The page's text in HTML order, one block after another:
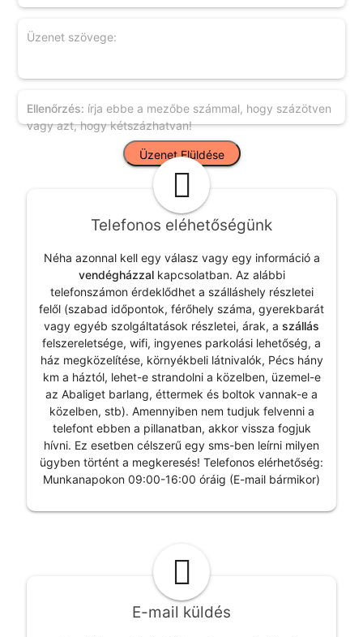
Üzenet szövege:
Ellenőrzés: írja ebbe a mezőbe számmal, hogy százötven
vagy azt, hogy kétszázhatvan!
Telefonos eléhetőségünk
Néha azonnal kell egy válasz vagy egy információ a
vendégházzalkapcsolatban. Az alábbi
telefonszámon érdeklődhet a szálláshely részletei
felől (szabad időpontok, férőhely száma, gyerekbarát
vagy egyéb szolgáltatások részletei, árak, a szállás
felszereletsége, wifi, ingyenes parkolási lehetőség, a
ház megközelítése, környékbeli látnivalók, Pécshány
km a háztól, lehet-e strandolni a közelben, üzemel-e
az Abaliget barlang, éttermek és boltok vannak-e a
közelben, stb). Amennyiben nem tudjuk felvenni a
telefont ebben a pillanatban, akkor vissza fogjuk
hívni. Ez esetben célszerű egy sms-ben leírni milyen
ügyben történt a megkeresés! Telefonos elérhetőség:
Munkanapokon 09:00-16:00 óráig (E-mail bármikor)
E-mail küldés